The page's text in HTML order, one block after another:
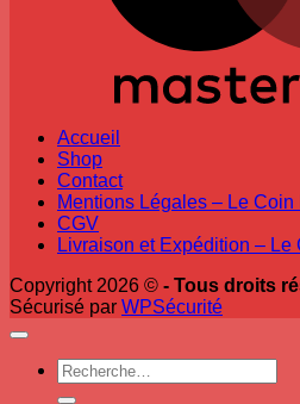
Accueil
Shop
Contact
Mentions Légales – Le Coin
CGV
Livraison et Expédition – Le
Copyright 2026 © - Tous droits
Sécurisé par WPSécurité
Recherche
pour :